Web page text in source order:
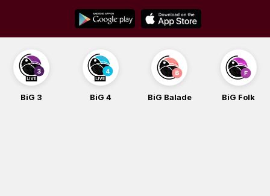
content
BiG 4 BiG Balade BiG Folk BiG iG